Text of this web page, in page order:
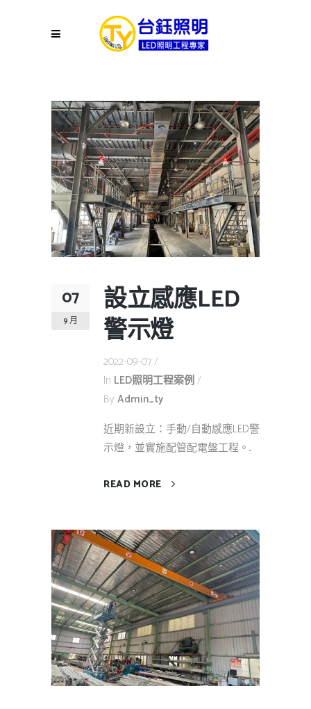
07
9 月
設立感應LED
警示燈
2022-09-07
In LED照明工程案例
By Admin_ty
近期新設立：手動/自動感應LED警
示燈，並實施配管配電盤工程。...
READ MORE